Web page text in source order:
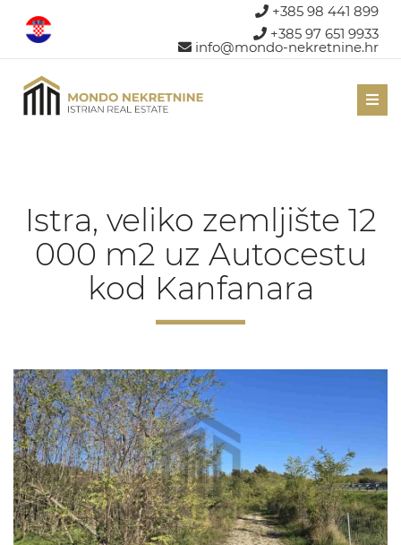
+385 98 441 899
+385 97 651 9933
info@mondo-nekretnine.hr
Istra, veliko zemljište 12
000 m2 uz Autocestu
kod Kanfanara